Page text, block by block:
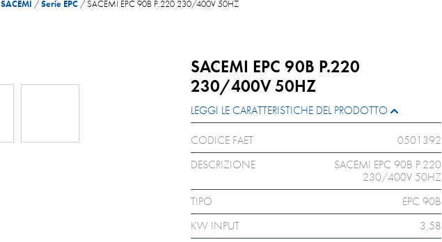
SACEMI /Serie EPC /SACEMI EPC 90B P.220 230/400V 50HZ
SACEMI EPC 90B P.220
230/400V 50HZ
LEGGI LE CARATTERISTICHE DEL PRODOTTO
CODICE FAET
0501392
DESCRIZIONE
SACEMI EPC 90B P.220
230/400V 50HZ
TIPO
EPC 90B
KW INPUT
3,58